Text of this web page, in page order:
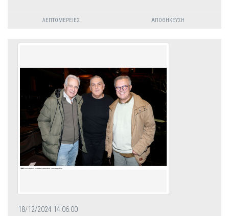
ΛΕΠΤΟΜΈΡΕΙΕΣ ΑΠΟΘΉΚΕΥΣΗ
18/12/2024 14:06:00